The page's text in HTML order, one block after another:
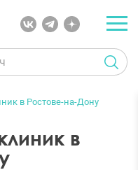
в Ростове-на-Дону
в